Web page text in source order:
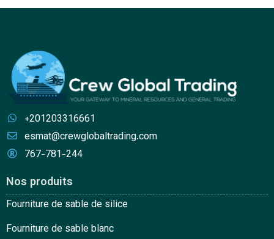
+201203316661
esmat@crewglobaltrading.com
767-781-244
Nos produits
Fourniture de sable de silice
Fourniture de sable blanc